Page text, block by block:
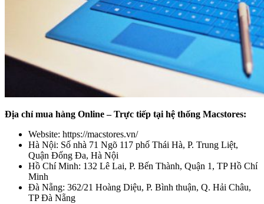
Địa chỉ mua hàng Online – Trực tiếp tại hệ thống Macstores:
Website: https://macstores.vn/
Hà Nội: Số nhà 71 Ngõ 117 phố Thái Hà, P. Trung Liệt,
Quận Đống Đa, Hà Nội
Hồ Chí Minh: 132 Lê Lai, P. Bến Thành, Quận 1, TP Hồ Chí
Minh
Đà Nẵng: 362/21 Hoàng Diệu, P. Bình thuận, Q. Hải Châu,
TP Đà Nẵng